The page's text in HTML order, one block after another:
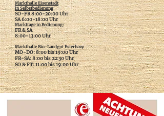
Markthalle Eisenstadt
in Selbstbedienung
SO-FR 8:00-20:00 Uhr
SA 6:00-18:00 Uhr
Markttage in Bedienung:
FR & SA
​8:00-13:00 Uhr
Markthalle Bio-Landgut Esterhazy
MO-DO: 8:00 bis 19:00 Uhr
FR-SA: 8:00 bis 22:30 Uhr
SO & FT: 11:00 bis 19:00 Uhr